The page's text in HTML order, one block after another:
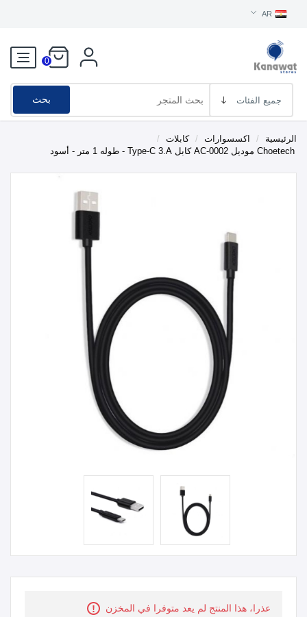
AR
0
بحث
الرئيسية / اكسسوارات / كابلات
/
Choetech موديل AC-0002 كابل Type-C 3.A - طوله 1 متر - أسود
عذرا، هذا المنتج لم يعد متوفرا في المخزن